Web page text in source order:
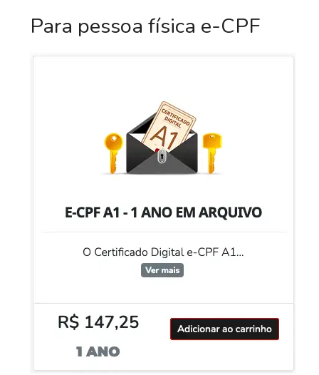
Para pessoa física e-CPF